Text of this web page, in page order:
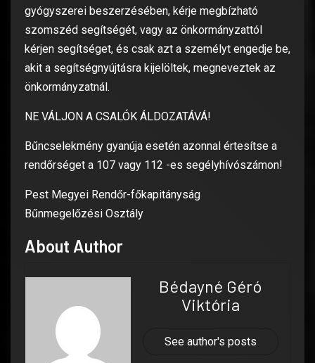
gyógyszerei beszerzésében, kérje megbízható
szomszéd segítségét, vagy az önkormányzattól
kérjen segítséget, és csak azt a személyt engedje be,
akit a segítségnyújtásra kijelöltek, megneveztek az
önkormányzatnál.
NE VÁLJON A CSALÓK ÁLDOZATÁVÁ!
Bűncselekmény gyanúja esetén azonnal értesítse a
rendőrséget a 107 vagy 112 -es segélyhívószámon!
Pest Megyei Rendőr-főkapitányság
Bűnmegelőzési Osztály
About Author
Bédayné Géró
Viktória
See author's posts